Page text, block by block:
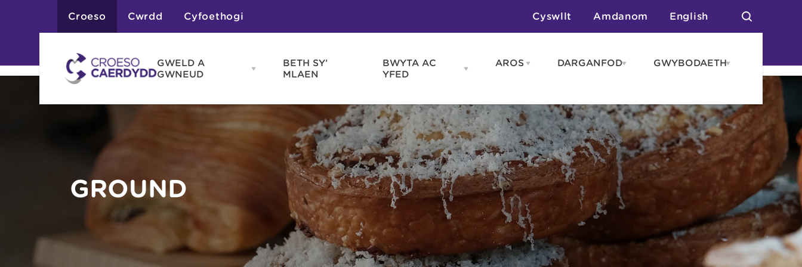
Croeso Cwrdd Cyfoethogi Cyswllt Amdanom English
GWELD A
GWNEUD
Open
GWNEUD
Gweithgareddau
Chwaraeon
BETH SY’
MLAEN
BWYTA AC
YFED
Open
YFED
menu
Blas ar Gymru
Bwytai
Tafarndai a Bariau
Caffis a Delis
AROS Open
Gwestai
Hunan Arlwyo
Carafanau a Gwersylla
Rhagor o Leoedd
DARGANFODOpen
GWYBODAETHOpen
GROUND